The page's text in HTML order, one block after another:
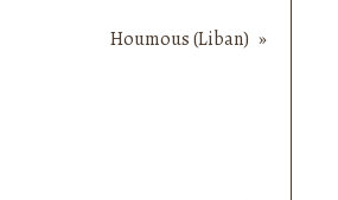
Houmous (Liban)